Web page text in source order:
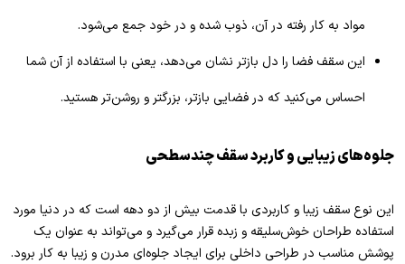
مواد به کار رفته در آن، ذوب شده و در خود جمع می‌شود.
این سقف فضا را دل بازتر نشان می‌دهد، یعنی با استفاده از آن شما
احساس می‌کنید که در فضایی بازتر، بزرگتر و روشن‌تر هستید.
جلوه‌های زیبایی و کاربرد سقف چندسطحی
این نوع سقف زیبا و کاربردی با قدمت بیش از دو دهه است که در دنیا مورد
استفاده طراحان خوش‌سلیقه و زبده قرار می‌گیرد و می‌تواند به عنوان یک
پوشش مناسب در طراحی داخلی برای ایجاد جلوه‌ای مدرن و زیبا به کار برود.